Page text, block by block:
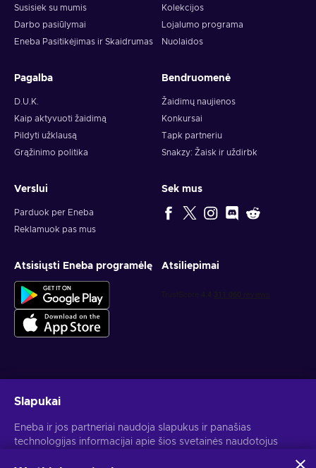
Susisiek su mumis
Darbo pasiūlymai
Eneba Pasitikėjimas ir Skaidrumas
Kolekcijos
Lojalumo programa
Nuolaidos
Pagalba
D.U.K.
Kaip aktyvuoti žaidimą
Pildyti užklausą
Grąžinimo politika
Bendruomenė
Žaidimų naujienos
Konkursai
Tapk partneriu
Snakzy: Žaisk ir uždirbk
Verslui
Parduok per Eneba
Reklamuok pas mus
Sek mus
Atsisiųsti Eneba programėlę Atsiliepimai
Atšaukti prenumeratą gali bet kada. Daugiau informacijos rasi
Slapukai
Eneba ir jos partneriai naudoja slapukus ir panašias
technologijas informacijai apie šios svetainės naudotojus